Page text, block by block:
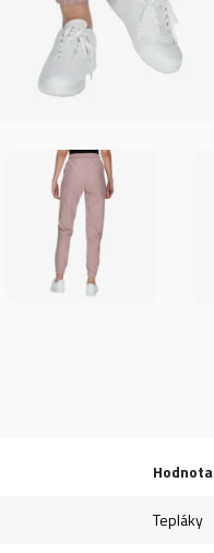
Hodnota
Tepláky